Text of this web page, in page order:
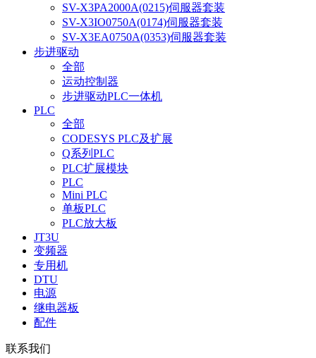
SV-X3PA2000A(0215)伺服器套装
SV-X3IO0750A(0174)伺服器套装
SV-X3EA0750A(0353)伺服器套装
步进驱动
全部
运动控制器
步进驱动PLC一体机
PLC
全部
CODESYS PLC及扩展
Q系列PLC
PLC扩展模块
PLC
Mini PLC
单板PLC
PLC放大板
JT3U
变频器
专用机
DTU
电源
继电器板
配件
联系我们